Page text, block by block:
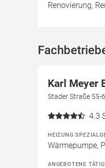
Renovierung,
Karl Meyer
Stader Straße 55-
4.3
HEIZUNG
Wärmepumpe,
ANGEBOTENE